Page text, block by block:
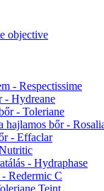
objective
- Respectissime
- Hydreane
- Toleriane
hajlamos bőr -
- Effaclar
- Hydraphase
Redermic C
Teint